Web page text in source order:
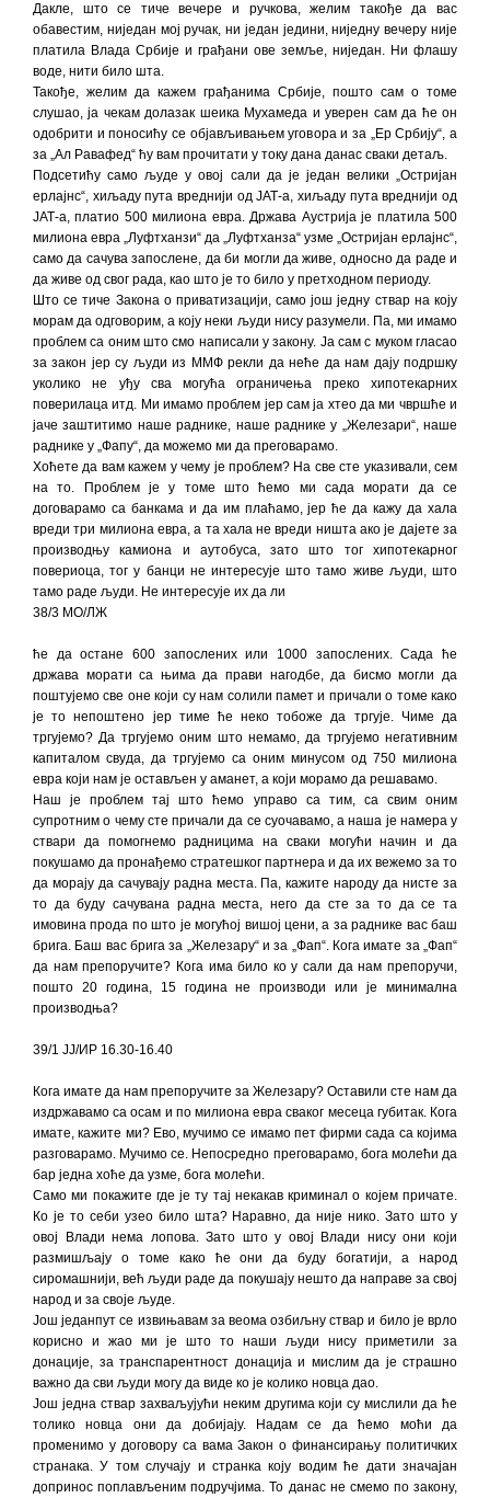
Дакле, што се тиче вечере и ручкова, желим такође да вас
обавестим, ниједан мој ручак, ни један једини, ниједну вечеру није
платила Влада Србије и грађани ове земље, ниједан. Ни флашу
воде, нити било шта.
Такође, желим да кажем грађанима Србије, пошто сам о томе
слушао, ја чекам долазак шеика Мухамеда и уверен сам да ће он
одобрити и поносићу се објављивањем уговора и за „Ер Србију“, а
за „Ал Равафед“ ћу вам прочитати у току дана данас сваки детаљ.
Подсетићу само људе у овој сали да је један велики „Остријан
ерлајнс“, хиљаду пута вреднији од ЈАТ-а, хиљаду пута вреднији од
ЈАТ-а, платио 500 милиона евра. Држава Аустрија је платила 500
милиона евра „Луфтханзи“ да „Луфтханза“ узме „Остријан ерлајнс“,
само да сачува запослене, да би могли да живе, односно да раде и
да живе од свог рада, као што је то било у претходном периоду.
Што се тиче Закона о приватизацији, само још једну ствар на коју
морам да одговорим, а коју неки људи нису разумели. Па, ми имамо
проблем са оним што смо написали у закону. Ја сам с муком гласао
за закон јер су људи из ММФ рекли да неће да нам дају подршку
уколико не уђу сва могућа ограничења преко хипотекарних
поверилаца итд. Ми имамо проблем јер сам ја хтео да ми чвршће и
јаче заштитимо наше раднике, наше раднике у „Железари“, наше
раднике у „Фапу“, да можемо ми да преговарамо.
Хоћете да вам кажем у чему је проблем? На све сте указивали, сем
на то. Проблем је у томе што ћемо ми сада морати да се
договарамо са банкама и да им плаћамо, јер ће да кажу да хала
вреди три милиона евра, а та хала не вреди ништа ако је дајете за
производњу камиона и аутобуса, зато што тог хипотекарног
повериоца, тог у банци не интересује што тамо живе људи, што
тамо раде људи. Не интересује их да ли
38/3 МО/ЛЖ
ће да остане 600 запослених или 1000 запослених. Сада ће
држава морати са њима да прави нагодбе, да бисмо могли да
поштујемо све оне који су нам солили памет и причали о томе како
је то непоштено јер тиме ће неко тобоже да тргује. Чиме да
тргујемо? Да тргујемо оним што немамо, да тргујемо негативним
капиталом свуда, да тргујемо са оним минусом од 750 милиона
евра који нам је остављен у аманет, а који морамо да решавамо.
Наш је проблем тај што ћемо управо са тим, са свим оним
супротним о чему сте причали да се суочавамо, а наша је намера у
ствари да помогнемо радницима на сваки могући начин и да
покушамо да пронађемо стратешког партнера и да их вежемо за то
да морају да сачувају радна места. Па, кажите народу да нисте за
то да буду сачувана радна места, него да сте за то да се та
имовина прода по што је могућој вишој цени, а за раднике вас баш
брига. Баш вас брига за „Железару“ и за „Фап“. Кога имате за „Фап“
да нам препоручите? Кога има било ко у сали да нам препоручи,
пошто 20 година, 15 година не производи или је минимална
производња?
39/1 ЈЈ/ИР 16.30-16.40
Кога имате да нам препоручите за Железару? Оставили сте нам да
издржавамо са осам и по милиона евра сваког месеца губитак. Кога
имате, кажите ми? Ево, мучимо се имамо пет фирми сада са којима
разговарамо. Мучимо се. Непосредно преговарамо, бога молећи да
бар једна хоће да узме, бога молећи.
Само ми покажите где је ту тај некакав криминал о којем причате.
Ко је то себи узео било шта? Наравно, да није нико. Зато што у
овој Влади нема лопова. Зато што у овој Влади нису они који
размишљају о томе како ће они да буду богатији, а народ
сиромашнији, већ људи раде да покушају нешто да направе за свој
народ и за своје људе.
Још једанпут се извињавам за веома озбиљну ствар и било је врло
корисно и жао ми је што то наши људи нису приметили за
донације, за транспарентност донација и мислим да је страшно
важно да сви људи могу да виде ко је колико новца дао.
Још једна ствар захваљујући неким другима који су мислили да ће
толико новца они да добијају. Надам се да ћемо моћи да
променимо у договору са вама Закон о финансирању политичких
странака. У том случају и странка коју водим ће дати значајан
допринос поплављеним подручјима. То данас не смемо по закону,